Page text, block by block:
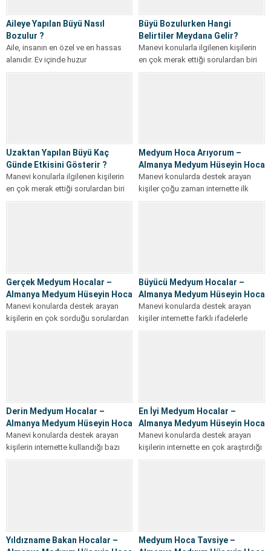
Aileye Yapılan Büyü Nasıl
Bozulur ?
Aile, insanın en özel ve en hassas
alanıdır. Ev içinde huzur
bozulduğunda, eşler arasında
Büyü Bozulurken Hangi
Belirtiler Meydana Gelir?
Manevi konularla ilgilenen kişilerin
en çok merak ettiği sorulardan biri
şudur: Büyü Bozulurken Hangi
Uzaktan Yapılan Büyü Kaç
Günde Etkisini Gösterir ?
Manevi konularla ilgilenen kişilerin
en çok merak ettiği sorulardan biri
şudur: Uzaktan Yapılan Büyü Kaç...
Medyum Hoca Arıyorum –
Almanya Medyum Hüseyin Hoca
Manevi konularda destek arayan
kişiler çoğu zaman internette ilk
olarak Medyum Hoca Arıyorum
Gerçek Medyum Hocalar –
Almanya Medyum Hüseyin Hoca
Manevi konularda destek arayan
kişilerin en çok sorduğu sorulardan
biri şudur: Gerçek Medyum Hocalar
Büyücü Medyum Hocalar –
Almanya Medyum Hüseyin Hoca
Manevi konularda destek arayan
kişiler internette farklı ifadelerle
arama yapar. Bu aramalardan biri de
Derin Medyum Hocalar –
Almanya Medyum Hüseyin Hoca
Manevi konularda destek arayan
kişilerin internette kullandığı bazı
ifadeler vardır. Bunlardan biri de
En İyi Medyum Hocalar –
Almanya Medyum Hüseyin Hoca
Manevi konularda destek arayan
kişilerin internette en çok araştırdığı
başlıklardan biri En İyi Medyum
Yıldızname Bakan Hocalar –
Medyum Hoca Tavsiye –